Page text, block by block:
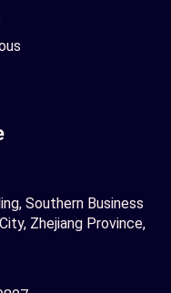
Southern Business
Zhejiang Province,